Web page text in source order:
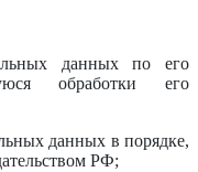
данных по его
обработки его
данных в порядке,
РФ;